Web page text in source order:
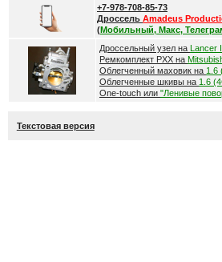
+7-978-708-85-73
Дроссель Amadeus
(Мобильный, Макс,
Дроссельный узел на Lancer
Ремкомплект РХХ на
Облегченный маховик на 1.6
Облегченные шкивы на 1.6
One-touch или "Ленивые
Текстовая версия